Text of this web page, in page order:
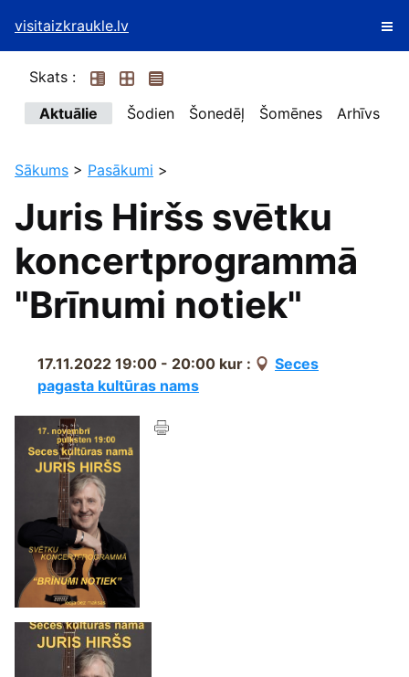
visitaizkraukle.lv
Skats :
Aktuālie
Šodien Šonedēļ Šomēnes Arhīvs
Sākums > Pasākumi >
Juris Hiršs svētku
koncertprogrammā
"Brīnumi notiek"
17.11.2022 19:00 - 20:00 kur :
Seces
pagasta kultūras nams